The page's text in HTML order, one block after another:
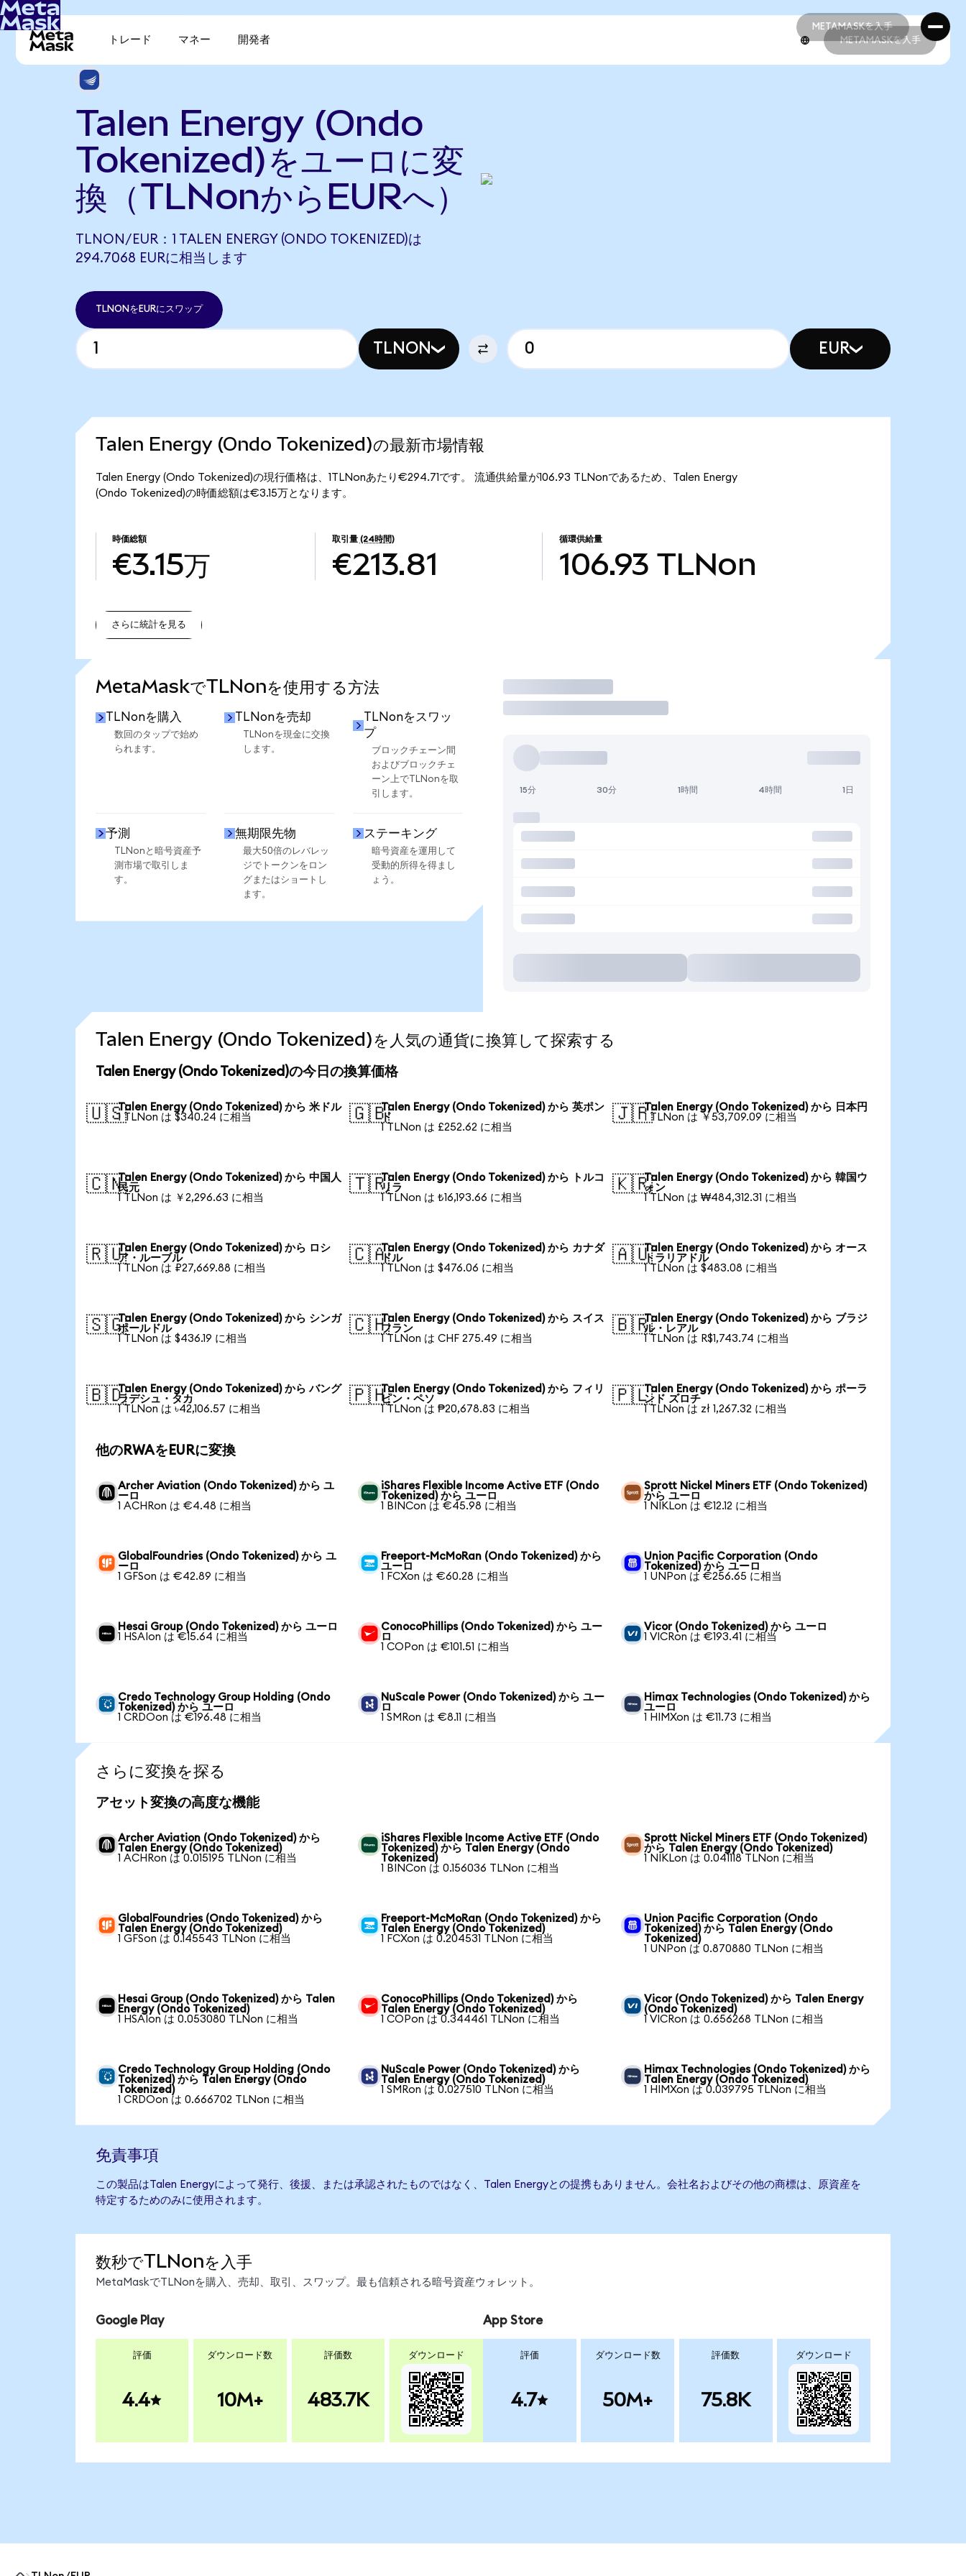
METAMASKを入手
METAMASKを入手
トレード マネー 開発者 METAMASKを入手
Talen Energy (Ondo
Tokenized)をユーロに変
換（TLNonからEURへ）
TLNON/EUR：1 TALEN ENERGY (ONDO TOKENIZED)は
294.7068 EURに相当します
TLNONをEURにスワップ
TLNON EUR
Talen Energy (Ondo Tokenized)の最新市場情報
Talen Energy (Ondo Tokenized)の現行価格は、1TLNonあたり€294.71です。 流通供給量が106.93 TLNonであるため、Talen Energy
(Ondo Tokenized)の時価総額は€3.15万となります。
時価総額
€3.15万
取引量 (24時間)
€213.81
循環供給量
106.93 TLNon
さらに統計を見る
MetaMaskでTLNonを使用する方法
TLNonを購入
数回のタップで始め
られます。
TLNonを売却
TLNonを現金に交換
します。
TLNonをスワッ
プ
ブロックチェーン間
およびブロックチェ
ーン上でTLNonを取
引します。
予測
TLNonと暗号資産予
測市場で取引しま
す。
無期限先物
最大50倍のレバレッ
ジでトークンをロン
グまたはショートし
ます。
ステーキング
暗号資産を運用して
受動的所得を得まし
ょう。
取引
15分 30分 1時間 4時間 1日
Talen Energy (Ondo Tokenized)を人気の通貨に換算して探索する
Talen Energy (Ondo Tokenized)の今日の換算価格
🇺🇸Talen Energy (Ondo Tokenized) から 米ドル
1 TLNon は $340.24 に相当
🇬🇧Talen Energy (Ondo Tokenized) から 英ポン
ド
1 TLNon は £252.62 に相当
🇯🇵Talen Energy (Ondo Tokenized) から 日本円
1 TLNon は ￥53,709.09 に相当
🇨🇳Talen Energy (Ondo Tokenized) から 中国人
民元
1 TLNon は ￥2,296.63 に相当
🇹🇷Talen Energy (Ondo Tokenized) から トルコ
リラ
1 TLNon は ₺16,193.66 に相当
🇰🇷Talen Energy (Ondo Tokenized) から 韓国ウ
ォン
1 TLNon は ₩484,312.31 に相当
🇷🇺Talen Energy (Ondo Tokenized) から ロシ
ア・ルーブル
1 TLNon は ₽27,669.88 に相当
🇨🇦Talen Energy (Ondo Tokenized) から カナダ
ドル
1 TLNon は $476.06 に相当
🇦🇺Talen Energy (Ondo Tokenized) から オース
トラリアドル
1 TLNon は $483.08 に相当
🇸🇬Talen Energy (Ondo Tokenized) から シンガ
ポールドル
1 TLNon は $436.19 に相当
🇨🇭Talen Energy (Ondo Tokenized) から スイス
フラン
1 TLNon は CHF 275.49 に相当
🇧🇷Talen Energy (Ondo Tokenized) から ブラジ
ル・レアル
1 TLNon は R$1,743.74 に相当
🇧🇩Talen Energy (Ondo Tokenized) から バング
ラデシュ・タカ
1 TLNon は ৳42,106.57 に相当
🇵🇭Talen Energy (Ondo Tokenized) から フィリ
ピン・ペソ
1 TLNon は ₱20,678.83 に相当
🇵🇱Talen Energy (Ondo Tokenized) から ポーラ
ンド ズロチ
1 TLNon は zł 1,267.32 に相当
他のRWAをEURに変換
Archer Aviation (Ondo Tokenized) から ユ
ーロ
1 ACHRon は €4.48 に相当
iShares Flexible Income Active ETF (Ondo
Tokenized) から ユーロ
1 BINCon は €45.98 に相当
Sprott Nickel Miners ETF (Ondo Tokenized)
から ユーロ
1 NIKLon は €12.12 に相当
GlobalFoundries (Ondo Tokenized) から ユ
ーロ
1 GFSon は €42.89 に相当
Freeport-McMoRan (Ondo Tokenized) から
ユーロ
1 FCXon は €60.28 に相当
Union Pacific Corporation (Ondo
Tokenized) から ユーロ
1 UNPon は €256.65 に相当
Hesai Group (Ondo Tokenized) から ユーロ
1 HSAIon は €15.64 に相当
ConocoPhillips (Ondo Tokenized) から ユー
ロ
1 COPon は €101.51 に相当
Vicor (Ondo Tokenized) から ユーロ
1 VICRon は €193.41 に相当
Credo Technology Group Holding (Ondo
Tokenized) から ユーロ
1 CRDOon は €196.48 に相当
NuScale Power (Ondo Tokenized) から ユー
ロ
1 SMRon は €8.11 に相当
Himax Technologies (Ondo Tokenized) から
ユーロ
1 HIMXon は €11.73 に相当
さらに変換を探る
アセット変換の高度な機能
Archer Aviation (Ondo Tokenized) から
Talen Energy (Ondo Tokenized)
1 ACHRon は 0.015195 TLNon に相当
iShares Flexible Income Active ETF (Ondo
Tokenized) から Talen Energy (Ondo
Tokenized)
1 BINCon は 0.156036 TLNon に相当
Sprott Nickel Miners ETF (Ondo Tokenized)
から Talen Energy (Ondo Tokenized)
1 NIKLon は 0.041118 TLNon に相当
GlobalFoundries (Ondo Tokenized) から
Talen Energy (Ondo Tokenized)
1 GFSon は 0.145543 TLNon に相当
Freeport-McMoRan (Ondo Tokenized) から
Talen Energy (Ondo Tokenized)
1 FCXon は 0.204531 TLNon に相当
Union Pacific Corporation (Ondo
Tokenized) から Talen Energy (Ondo
Tokenized)
1 UNPon は 0.870880 TLNon に相当
Hesai Group (Ondo Tokenized) から Talen
Energy (Ondo Tokenized)
1 HSAIon は 0.053080 TLNon に相当
ConocoPhillips (Ondo Tokenized) から
Talen Energy (Ondo Tokenized)
1 COPon は 0.344461 TLNon に相当
Vicor (Ondo Tokenized) から Talen Energy
(Ondo Tokenized)
1 VICRon は 0.656268 TLNon に相当
Credo Technology Group Holding (Ondo
Tokenized) から Talen Energy (Ondo
Tokenized)
1 CRDOon は 0.666702 TLNon に相当
NuScale Power (Ondo Tokenized) から
Talen Energy (Ondo Tokenized)
1 SMRon は 0.027510 TLNon に相当
Himax Technologies (Ondo Tokenized) から
Talen Energy (Ondo Tokenized)
1 HIMXon は 0.039795 TLNon に相当
免責事項
この製品はTalen Energyによって発行、後援、または承認されたものではなく、Talen Energyとの提携もありません。会社名およびその他の商標は、原資産を
特定するためのみに使用されます。
数秒でTLNonを入手
MetaMaskでTLNonを購入、売却、取引、スワップ。最も信頼される暗号資産ウォレット。
Google Play
評価
4.4
ダウンロード数
10M+
評価数
483.7K
ダウンロード
App Store
評価
4.7
ダウンロード数
50M+
評価数
75.8K
ダウンロード